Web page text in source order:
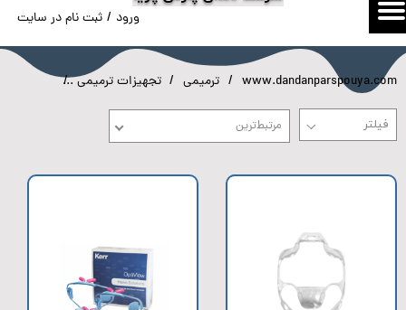
ورود / ثبت نام در سایت
www.dandanparspouya.com ترمیمی تجهیزات ترمیمی دهان
مرتبط‌ترین